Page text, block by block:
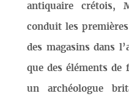
antiquaire crétois,
conduit les
des magasins dans
que des éléments de
un archéologue